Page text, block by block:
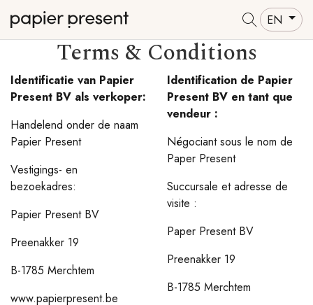
EN
Terms & Conditions
Identificatie van Papier
Present BV als verkoper:
Handelend onder de naam
Papier Present
Vestigings- en
bezoekadres:
Papier Present BV
Preenakker 19
B-1785 Merchtem
www.papierpresent.be
Identification de Papier
Present BV en tant que
vendeur :
Négociant sous le nom de
Paper Present
Succursale et adresse de
visite :
Paper Present BV
Preenakker 19
B-1785 Merchtem